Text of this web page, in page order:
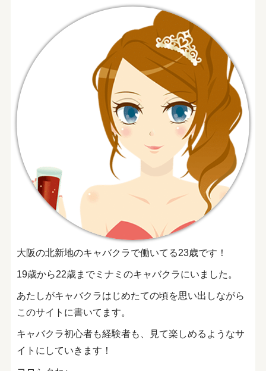
大阪の北新地のキャバクラで働いてる23歳です！
19歳から22歳までミナミのキャバクラにいました。
あたしがキャバクラはじめたての頃を思い出しながら
このサイトに書いてます。
キャバクラ初心者も経験者も、見て楽しめるようなサ
イトにしていきます！